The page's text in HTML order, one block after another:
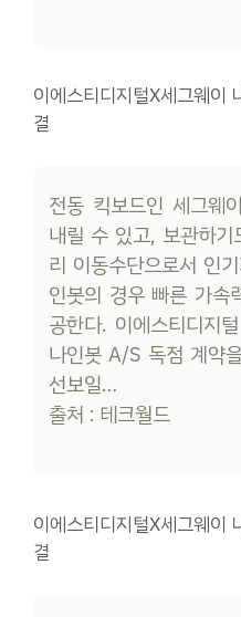
이에스티디지털X세그웨이
결
전동 킥보드인 세그웨
내릴 수 있고, 보관하
리 이동수단으로서 인
인봇의 경우 빠른 가속
공한다. 이에스티디지
나인봇 A/S 독점 계약
선보일…
출처 : 테크월드
이에스티디지털X세그웨이
결